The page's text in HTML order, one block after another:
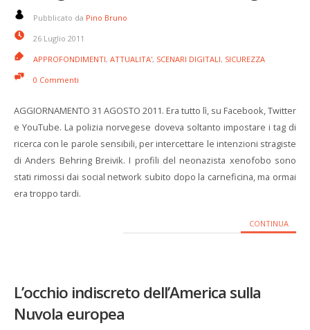
Pubblicato da Pino Bruno
26 Luglio 2011
APPROFONDIMENTI, ATTUALITA', SCENARI DIGITALI, SICUREZZA
0 Commenti
AGGIORNAMENTO 31 AGOSTO 2011. Era tutto lì, su Facebook, Twitter
e YouTube. La polizia norvegese doveva soltanto impostare i tag di
ricerca con le parole sensibili, per intercettare le intenzioni stragiste
di Anders Behring Breivik. I profili del neonazista xenofobo sono
stati rimossi dai social network subito dopo la carneficina, ma ormai
era troppo tardi.
CONTINUA
L’occhio indiscreto dell’America sulla
Nuvola europea